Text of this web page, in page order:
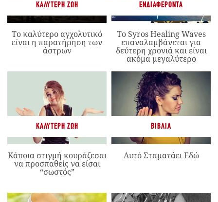
ΚΑΛΎΤΕΡΗ ΖΩΉ
Το καλύτερο αγχολυτικό
είναι η παρατήρηση των
άστρων
ΕΝΔΙΑΦΈΡΟΝΤΑ
Το Syros Healing Waves
επαναλαμβάνεται για
δεύτερη χρονιά και είναι
ακόμα μεγαλύτερο
ΚΑΛΎΤΕΡΗ ΖΩΉ
Κάποια στιγμή κουράζεσαι
να προσπαθείς να είσαι
“σωστός”
ΒΙΒΛΊΑ
Αυτό Σταματάει Εδώ